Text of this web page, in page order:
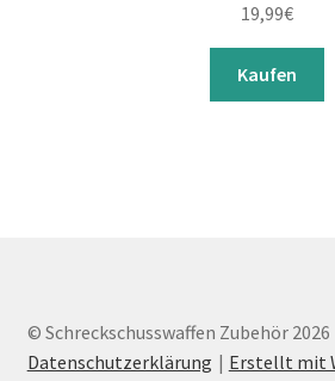
19,99€
Kaufen
© Schreckschusswaffen Zubehör 2026
Datenschutzerklärung
Erstellt mit